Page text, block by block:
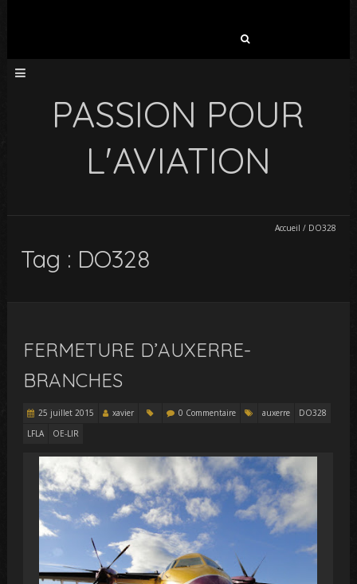
PASSION POUR
L'AVIATION
Accueil / DO328
Tag : DO328
FERMETURE D’AUXERRE-
BRANCHES
25 juillet 2015 xavier 0 Commentaire auxerre
DO328
LFLA
OE-LIR